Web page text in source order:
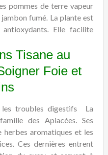
pommes de terre vapeur
fumé. La plante est
Elle facilite
Tisane au
Foie et
troubles digestifs
La
des Apiacées. Ses
aromatiques et les
Ces dernières entrent